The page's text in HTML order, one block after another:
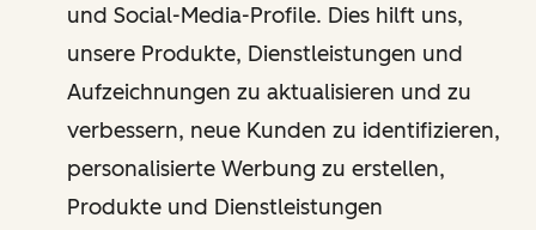
und Social-Media-Profile. Dies hilft uns,
unsere Produkte, Dienstleistungen und
Aufzeichnungen zu aktualisieren und zu
verbessern, neue Kunden zu identifizieren,
personalisierte Werbung zu erstellen,
Produkte und Dienstleistungen